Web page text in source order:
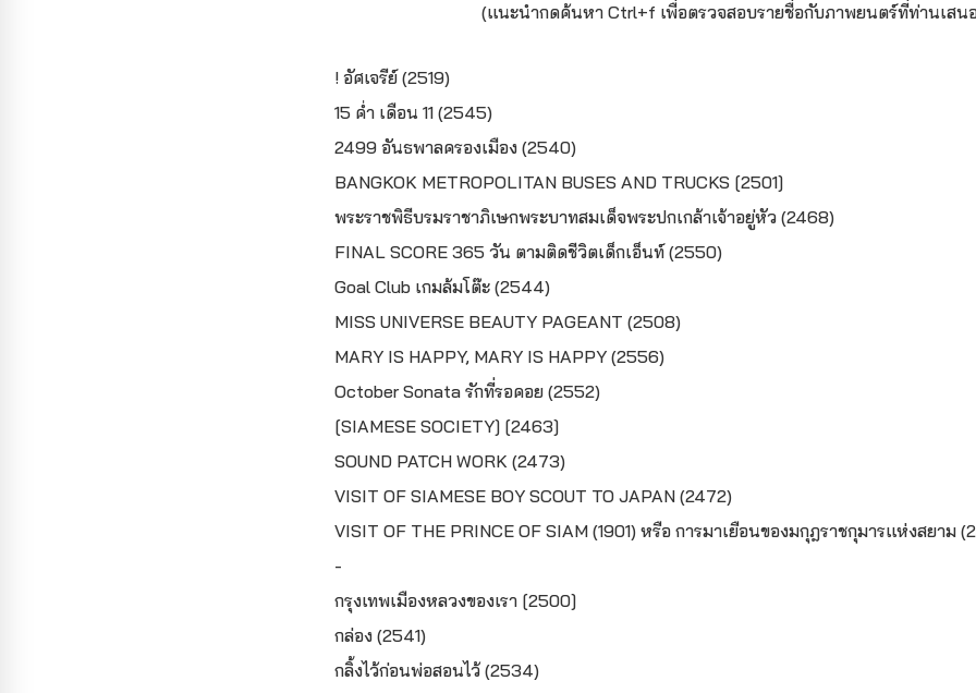
(แนะนำกดค้นหา Ctrl+f เพื่อตรวจสอบรายชื่อกับภาพยนตร์ที่ท่านเสน
! อัศเจรีย์ (2519)
15 ค่ำ เดือน 11 (2545)
2499 อันธพาลครองเมือง (2540)
BANGKOK METROPOLITAN BUSES AND TRUCKS [2501]
พระราชพิธีบรมราชาภิเษกพระบาทสมเด็จพระปกเกล้าเจ้าอยู่หัว (2468)
FINAL SCORE 365 วัน ตามติดชีวิตเด็กเอ็นท์ (2550)
Goal Club เกมล้มโต๊ะ (2544)
MISS UNIVERSE BEAUTY PAGEANT (2508)
MARY IS HAPPY, MARY IS HAPPY (2556)
October Sonata รักที่รอคอย (2552)
[SIAMESE SOCIETY] [2463]
SOUND PATCH WORK (2473)
VISIT OF SIAMESE BOY SCOUT TO JAPAN (2472)
VISIT OF THE PRINCE OF SIAM (1901) หรือ การมาเยือนของมกุฎราชกุมารแห่งสยาม
-
กรุงเทพเมืองหลวงของเรา [2500]
กล่อง (2541)
กลิ้งไว้ก่อนพ่อสอนไว้ (2534)